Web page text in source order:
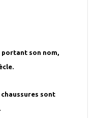
portant son nom,
chaussures sont